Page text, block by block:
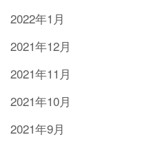
2022年1月
2021年12月
2021年11月
2021年10月
2021年9月